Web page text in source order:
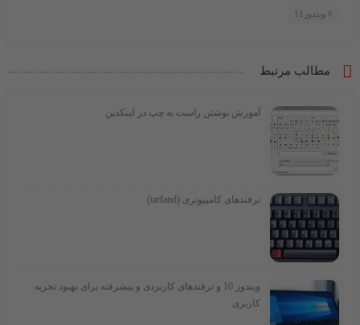
ویندوز11
مطالب مرتبط
آموزش نوشتن راست به چپ در لینکدین
ترفندهای کامپیوتری (tarfand)
ویندوز 10 و ترفندهای کاربردی و پیشرفته برای بهبود تجربه
کاربری